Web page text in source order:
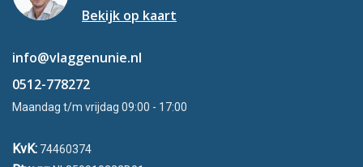
Bekijk op kaart
info@vlaggenunie.nl
0512-778272
Maandag t/m vrijdag 09:00 - 17:00
KvK: 74460374